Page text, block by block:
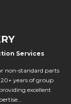
Services
non-standard parts
years of group
excellent